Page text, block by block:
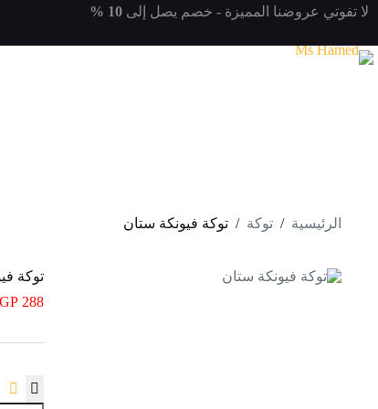
التجاوز
لا تفوتي عروضنا المميزة - خصم يصل إلى
الرئيسية / توكة / توكة فيونكة ستان
توكة
288